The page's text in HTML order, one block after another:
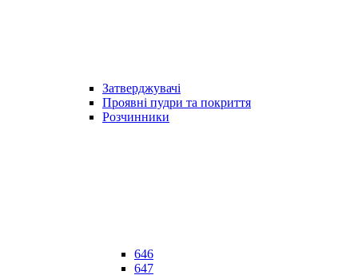
Затверджувачі
Проявні пудри та покриття
Розчинники
646
647